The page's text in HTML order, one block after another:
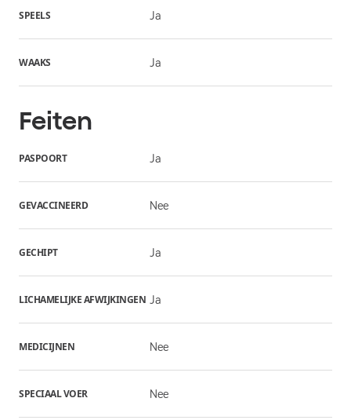
SPEELS Ja
WAAKS Ja
Feiten
PASPOORT Ja
GEVACCINEERD Nee
GECHIPT Ja
LICHAMELIJKE AFWIJKINGEN Ja
MEDICIJNEN Nee
SPECIAAL VOER Nee